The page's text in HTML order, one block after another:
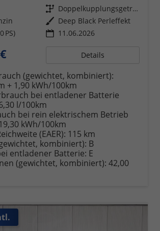
Getriebe
Doppelkupplungsgetriebe (DSG)
Außenfarbe Deep Black Perleffekt
PS) 11.06.2026
Details
(gewichtet, kombiniert):
+ 1,90 kWh/100km
bei entladener Batterie
l/100km
bei rein elektrischem Betrieb
19,30 kWh/100km
(EAER): 115 km
kombiniert): B
entladener Batterie: E
(gewichtet, kombiniert): 42,00